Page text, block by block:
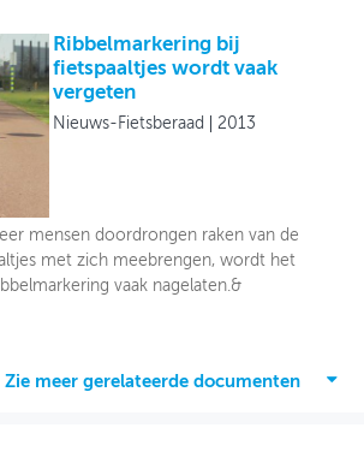
Ribbelmarkering bij
fietspaaltjes wordt vaak
vergeten
Nieuws-Fietsberaad 2013
mensen doordrongen raken van de
met zich meebrengen, wordt het
vaak nagelaten.&
Zie meer gerelateerde documenten